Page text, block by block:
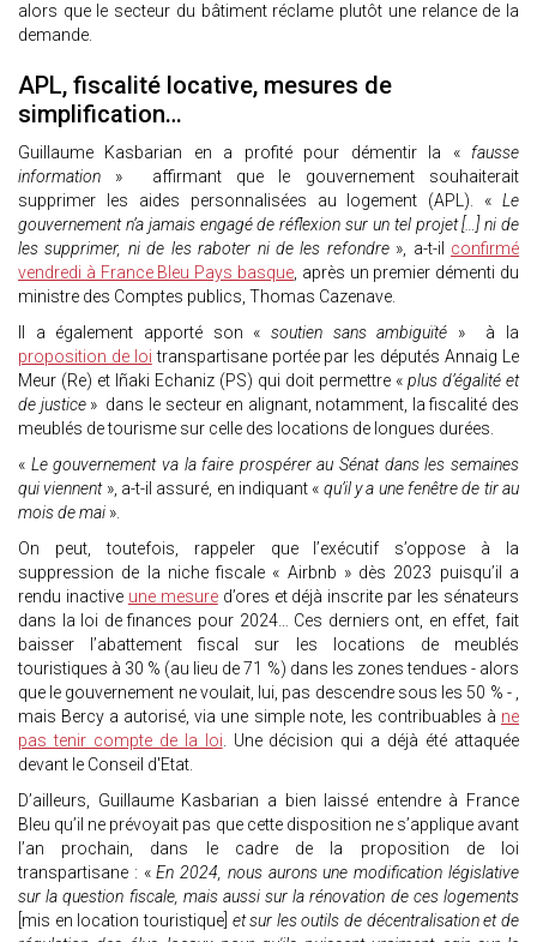
alors que le secteur du bâtiment réclame plutôt une relance de la
demande.
APL, fiscalité locative, mesures de
simplification…
Guillaume Kasbarian en a profité pour démentir la «fausse
information » affirmant que le gouvernement souhaiterait
supprimer les aides personnalisées au logement (APL). « Le
gouvernement n’a jamais engagé de réflexion sur un tel projet […] ni de
les supprimer, ni de les raboter ni de les refondre», a-t-il confirmé
vendredi à France Bleu Pays basque, après un premier démenti du
ministre des Comptes publics, Thomas Cazenave.
Il a également apporté son « soutien sans ambiguïté » à la
proposition de loi transpartisane portée par les députés Annaig Le
Meur (Re) et Iñaki Echaniz (PS) qui doit permettre « plus d’égalité et
de justice » dans le secteur en alignant, notamment, la fiscalité des
meublés de tourisme sur celle des locations de longues durées.
« Le gouvernement va la faire prospérer au Sénat dans les semaines
qui viennent», a-t-il assuré, en indiquant « qu’il y a une fenêtre de tir au
mois de mai ».
On peut, toutefois, rappeler que l’exécutif s’oppose à la
suppression de la niche fiscale « Airbnb » dès 2023 puisqu’il a
rendu inactive une mesured’ores et déjà inscrite par les sénateurs
dans la loi de finances pour 2024… Ces derniers ont, en effet, fait
baisser l’abattement fiscal sur les locations de meublés
touristiques à 30 % (au lieu de 71 %) dans les zones tendues - alors
que le gouvernement ne voulait, lui, pas descendre sous les 50 % - ,
mais Bercy a autorisé, via une simple note, les contribuables à ne
pas tenir compte de la loi. Une décision qui a déjà été attaquée
devant le Conseil d'Etat.
D’ailleurs, Guillaume Kasbarian a bien laissé entendre à France
Bleu qu’il ne prévoyait pas que cette disposition ne s’applique avant
l’an prochain, dans le cadre de la proposition de loi
transpartisane : «En 2024, nous aurons une modification législative
sur la question fiscale, mais aussi sur la rénovation de ces logements
[mis en location touristique] et sur les outils de décentralisation et de